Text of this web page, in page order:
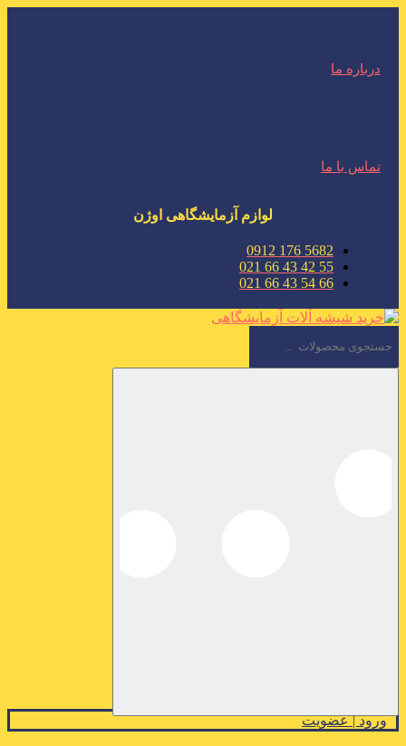
درباره ما
تماس با ما
لوازم آزمایشگاهی اوژن
5682 176 0912
55 42 43 66 021
66 54 43 66 021
ورود | عضویت